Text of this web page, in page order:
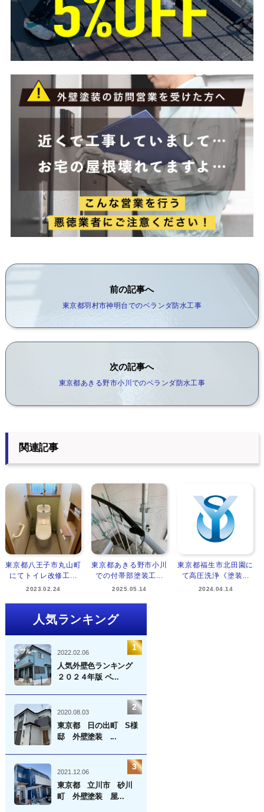
前の記事へ
東京都羽村市神明台でのベランダ防水工事
次の記事へ
東京都あきる野市小川でのベランダ防水工事
関連記事
東京都八王子市丸山町
にてトイレ改修工...
2023.02.24
東京都あきる野市小川
での付帯部塗装工...
2025.05.14
東京都福生市北田園に
て高圧洗浄《塗装...
2024.04.14
人気ランキング
2022.02.06
人気外壁色ランキング
２０２４年版 ベ...
2020.08.03
東京都 日の出町 S様
邸 外壁塗装 ...
2021.12.06
東京都 立川市 砂川
町 外壁塗装 屋...